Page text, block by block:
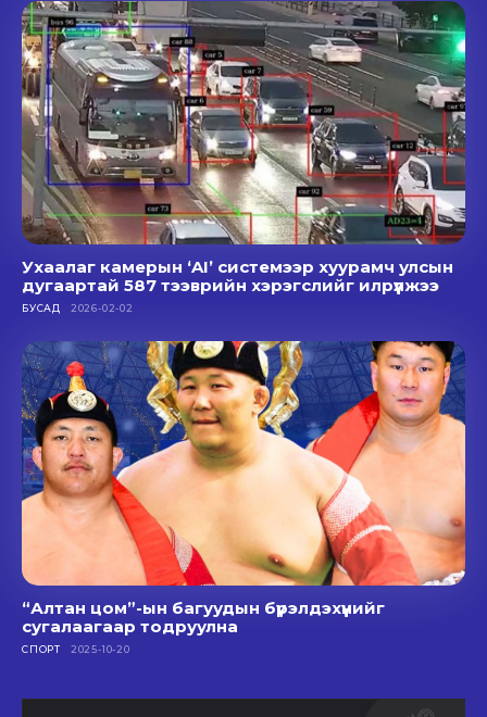
Ухаалаг камерын ‘AI’ системээр хуурамч улсын
дугаартай 587 тээврийн хэрэгслийг илрүүлжээ
БУСАД 2026-02-02
“Алтан цом”-ын багуудын бүрэлдэхүүнийг
сугалаагаар тодруулна
СПОРТ 2025-10-20